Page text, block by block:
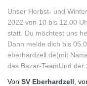
Unser Herbst- und
2022 von 10 bis 12.00
statt. Du möchtest uns
Dann melde dich bis
eberhardzell.de(mit
das Bazar-TeamUnd der
Von SV Eberhardzell ,